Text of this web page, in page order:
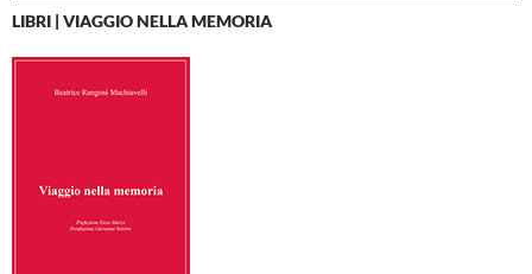
LIBRI | VIAGGIO NELLA MEMORIA